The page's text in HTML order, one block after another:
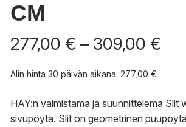
CM
277,00 € – 309,00 €
Alin hinta 30 päivän aikana: 277,00 €
HAY:n valmistama ja suunnittelema Slit
sivupöytä. Slit on geometrinen